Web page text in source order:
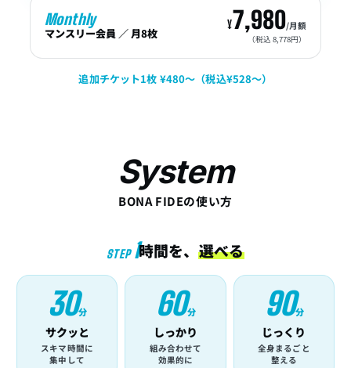
Monthly
マンスリー会員 ／ 月8枚 7,980/月額
（税込 8,778円）
追加チケット1枚 ¥480〜（税込¥528〜）
System
BONA FIDEの使い方
STEP 1時間を、 選べる
30分
サクッと
スキマ時間に
集中して
60分
しっかり
組み合わせて
効果的に
90分
じっくり
全身まるごと
整える